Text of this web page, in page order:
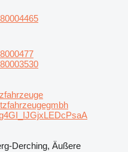
Derching, Äußere